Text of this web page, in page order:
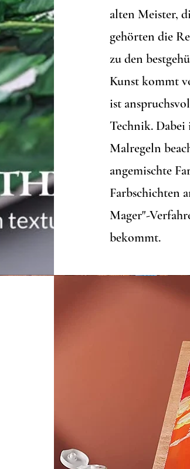
alten Meister,
gehörten die
zu den
Kunst kommt
ist
Technik. Dabei
Malregeln
angemischte
Farbschichten
Mager"-
bekommt.